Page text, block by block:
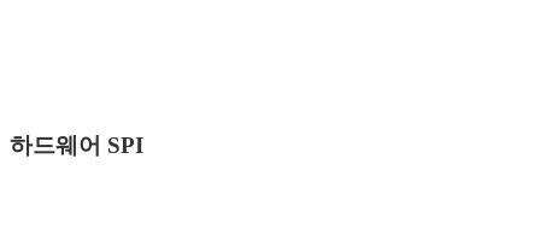
하드웨어 SPI